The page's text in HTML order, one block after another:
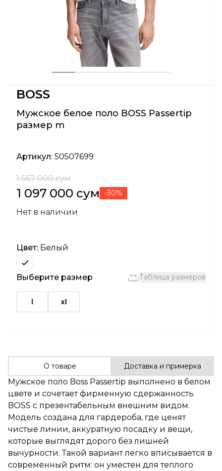
BOSS
Мужское белое поло BOSS Passertip
размер m
Артикул: 50507699
1 567 000 сум
1 097 000 сум -30%
Нет в наличии
Цвет: Белый
Выберите размер Таблица размеров
l xl
О товаре Доставка и примерка
Мужское поло Boss Passertip выполнено в белом
цвете и сочетает фирменную сдержанность
BOSS с презентабельным внешним видом.
Модель создана для гардероба, где ценят
чистые линии, аккуратную посадку и вещи,
которые выглядят дорого без лишней
вычурности. Такой вариант легко вписывается в
современный ритм: он уместен для теплого